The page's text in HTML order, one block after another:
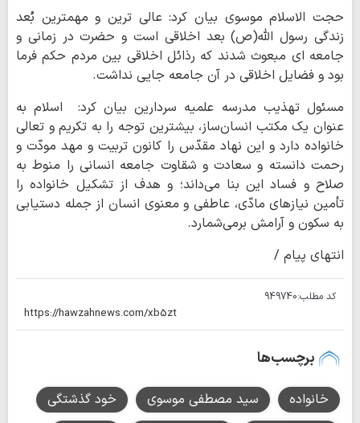
حجت الاسلام موسوی بیان کرد: عالی ترین و مهمترین بُعد
زندگی رسول الله(ص) بعد اخلاقی است و حضرت در زمانی و
جامعه ای مبعوث شدند که رذائل اخلاقی بین مردم حکم فرما
بود و فضایل اخلاقی در آن جامعه جایی نداشت.
مسئول تهذیب مدرسه علمیه سردارین بیان کرد:
اسلام به
عنوان یک مکتب انسان‌ساز، بیشترین توجه را به تکریم و تعالی
خانواده دارد و این نهاد مقدّس را کانون تربیت و مهد مودّت و
رحمت دانسته و سعادت و شقاوت جامعه انسانی را منوط به
صلاح و فساد این بنا می‌داند؛ و هدف از تشکیل خانواده را
تأمین نیازهای مادّی، عاطفی و معنوی انسان از جمله دستیابی
به سکون و آرامش برمی‌شمارد.
انتهای پیام /
کد مطلب:949740
برچسب‌ها
خانواده سید مصطفی موسوی
خود گذشتگی